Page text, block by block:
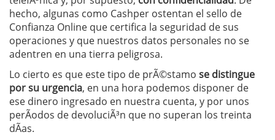
hecho, algunas como Cashper ostentan el sello de
Confianza Online que certifica la seguridad de sus
operaciones y que nuestros datos personales no se
adentren en una tierra peligrosa.
Lo cierto es que este tipo de prÃ©stamo se distingue
por su urgencia, en una hora podemos disponer de
ese dinero ingresado en nuestra cuenta, y por unos
perÃ­odos de devoluciÃ³n que no superan los treinta
dÃ­as.